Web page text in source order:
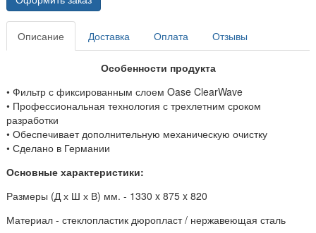
Описание Доставка Оплата Отзывы
Особенности продукта
• Фильтр с фиксированным слоем Oase ClearWave
• Профессиональная технология с трехлетним сроком
разработки
• Обеспечивает дополнительную механическую очистку
• Сделано в Германии
Основные характеристики:
Размеры (Д х Ш х В) мм. - 1330 x 875 x 820
Материал - стеклопластик дюропласт / нержавеющая сталь